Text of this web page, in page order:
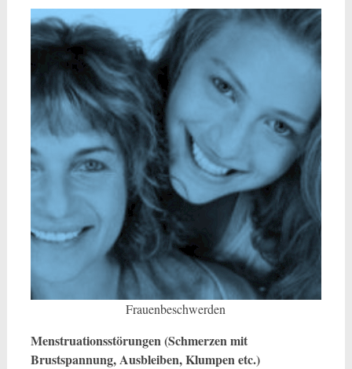
Frauenbeschwerden
Menstruationsstörungen (Schmerzen mit
Brustspannung, Ausbleiben, Klumpen etc.)